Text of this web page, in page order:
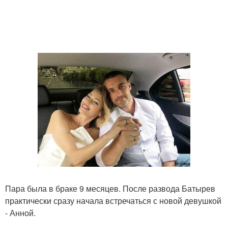
Пара была в браке 9 месяцев. После развода Батырев
практически сразу начала встречаться с новой девушкой
- Анной.